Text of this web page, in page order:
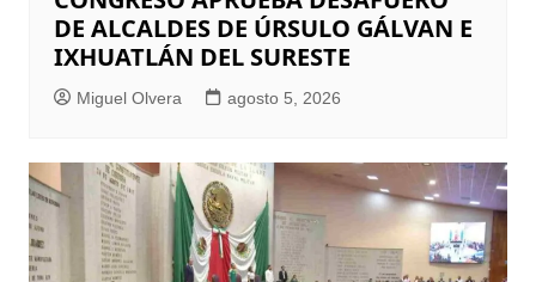
DE ALCALDES DE ÚRSULO GÁLVAN E
IXHUATLÁN DEL SURESTE
Miguel Olvera agosto 5, 2026